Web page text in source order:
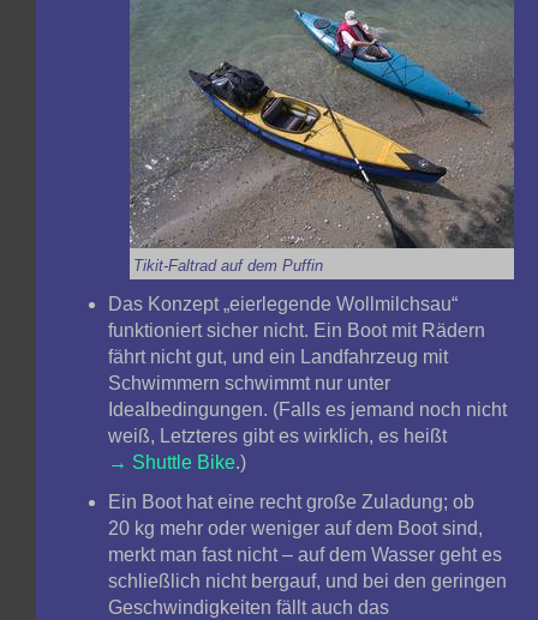
Tikit-Faltrad auf dem Puffin
Das Konzept „eierlegende Wollmilchsau“
funktioniert sicher nicht. Ein Boot mit Rädern
fährt nicht gut, und ein Landfahrzeug mit
Schwimmern schwimmt nur unter
Idealbedingungen. (Falls es jemand noch nicht
weiß, Letzteres gibt es wirklich, es heißt
Shuttle Bike.)
Ein Boot hat eine recht große Zuladung; ob
20 kg mehr oder weniger auf dem Boot sind,
merkt man fast nicht – auf dem Wasser geht es
schließlich nicht bergauf, und bei den geringen
Geschwindigkeiten fällt auch das